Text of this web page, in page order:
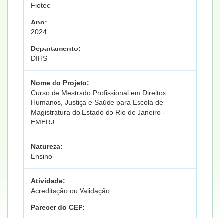
Fiotec
Ano:
2024
Departamento:
DIHS
Nome do Projeto:
Curso de Mestrado Profissional em Direitos
Humanos, Justiça e Saúde para Escola de
Magistratura do Estado do Rio de Janeiro -
EMERJ
Natureza:
Ensino
Atividade:
Acreditação ou Validação
Parecer do CEP: